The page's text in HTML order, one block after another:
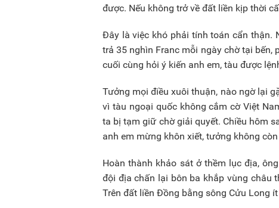
được. Nếu không trở về đất liền kịp thời
Đây là việc khó phải tính toán cẩn thận.
trả 35 nghìn Franc mỗi ngày chờ tại bến,
cuối cùng hỏi ý kiến anh em, tàu được
Tưởng mọi điều xuôi thuận, nào ngờ lại
vì tàu ngoại quốc không cắm cờ Việt
ta bị tạm giữ chờ giải quyết. Chiều hôm
anh em mừng khôn xiết, tưởng không
Hoàn thành khảo sát ở thềm lục địa,
đội địa chấn lại bôn ba khắp vùng châu
Trên đất liền Đồng bằng sông Cửu Long